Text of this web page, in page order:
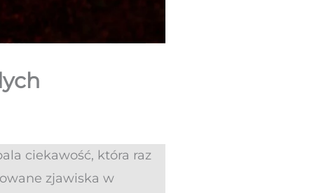
ciekawość, która raz
zjawiska w